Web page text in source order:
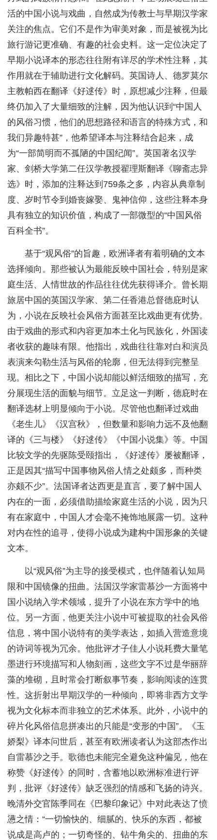
活的中国小说与戏曲，自然成为传教士与早期汉学家
关注的焦点。它们不是作为审美对象，而是被视为比
旅行游记更准确、有趣的社会史料。这一定位决定了
早期小说译本的形态往往附有详尽的学术性注释，其
作用就在于辅助进行文化解码。英国诗人、德罗莫尔
主教帕西在翻译《好逑传》时，原想减少注释，但最
终仍加入了大量细致的注解，因为他认识到“中国人
的风俗习惯，他们的思想路径和语言的特殊方式，和
我们异趣特甚”，他希望译本与注释结合起来，成
为“一部简明而不孤陋的中国纪闻”。英国著名汉学
家、剑桥大学第二任汉学教授翟理斯翻译《聊斋志异
选》时，添加的注释达到759条之多，内容从典章制
度、岁时节令到婚丧嫁娶、鬼神信仰，这些注释本身
具有独立的知识价值，构成了一部微型的“中国风俗
百科全书”。
基于“观风俗”的旨趣，欧洲译者有着明确的文本
选择倾向。那些被认为最能反映中国社会，特别是家
庭生活、人情世故的作品往往优先获得译介。曾长期
旅居中国的英国汉学家、第二任香港总督德庇时认
为，小说在反映社会风俗方面甚至比戏曲更有优势。
由于戏曲的形式和内容更加本土化与民族化，外国读
者收获的趣味有限。他指出，戏曲往往靠对白和演员
表演来勾勒生活与风俗的轮廓，但无法得到完整呈
现。相比之下，中国小说却能以鲜活细致的描写，充
分展现生活的面貌与细节。立足这一判断，德庇时在
翻译选材上明显倾向于小说。尽管他也翻译过戏曲
《老生儿》《汉宫秋》，但数量和影响力远不及他翻
译的《三与楼》《好逑传》《中国小说集》等。中国
比较文学的先驱陈受颐指出，《好逑传》屡被翻译，
正是因其“描写中国事物风俗人情之处颇多，而种类
亦颇不少”。法国译者达西更是直言，要了解中国人
内在的一面，必须借助描绘家庭生活的小说，因为只
有在家庭中，中国人才会毫不掩饰地展露一切。这种
对内在性的追寻，使得小说成为建构中国形象的关键
文本。
以“观风俗”为主导的接受模式，也伴随着认知局
限和中国镜像的扭曲。法国汉学家雷慕沙一方面将中
国小说纳入学术领域，提升了小说在东方学中的地
位。另一方面，他更关注小说中可被提取的社会风俗
信息，将中国小说特有的美学表达，如插入营造意境
的诗词等视为冗余。他批评才子佳人小说耗费大量笔
墨进行环境描写和人物刻画，这些文字不过是华丽辞
藻的堆砌，且时常会打断叙事节奏，影响阅读的连贯
性。这折射出早期汉学的一种倾向，即将非西方文学
视为文化标本而非独立的艺术体系。此外，小说中的
碎片化风俗信息拼凑出的只能是“变形的中国”。《玉
娇梨》译本问世后，甚至有欧洲读者认为这部杰作出
自雷慕沙之手。歌德也未能完全避免这种偏见，他在
称赞《好逑传》的同时，含蓄地以欧洲标准进行评
判，批评《好逑传》缺乏强烈的情感和飞扬的诗兴。
晚清外交官陈季同在《巴黎印象记》中对此表达了愤
懑之情：“一切愉快的、细腻的、快乐的东西，都被
说成是高卢的；一切奇怪的、钻牛角尖的、扭曲的东